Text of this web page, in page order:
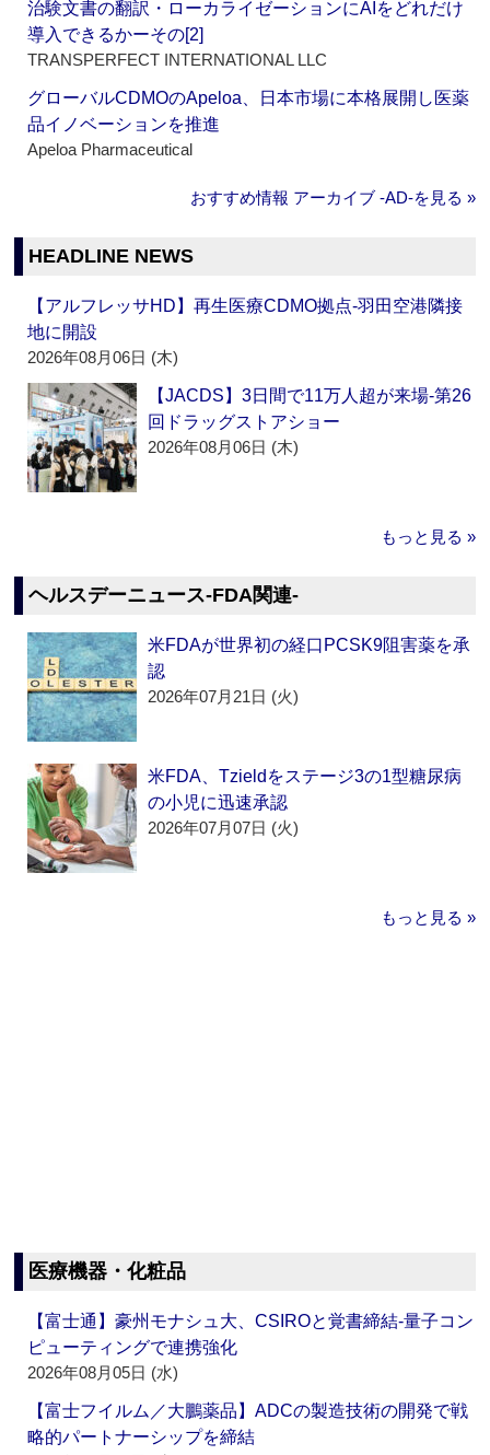
治験文書の翻訳・ローカライゼーションにAIをどれだけ
導入できるかーその[2]
TRANSPERFECT INTERNATIONAL LLC
グローバルCDMOのApeloa、日本市場に本格展開し医薬
品イノベーションを推進
Apeloa Pharmaceutical
おすすめ情報 アーカイブ ‐AD‐を見る »
HEADLINE NEWS
【アルフレッサHD】再生医療CDMO拠点‐羽田空港隣接
地に開設
2026年08月06日 (木)
【JACDS】3日間で11万人超が来場‐第26
回ドラッグストアショー
2026年08月06日 (木)
もっと見る »
ヘルスデーニュース‐FDA関連‐
米FDAが世界初の経口PCSK9阻害薬を承
認
2026年07月21日 (火)
米FDA、Tzieldをステージ3の1型糖尿病
の小児に迅速承認
2026年07月07日 (火)
もっと見る »
医療機器・化粧品
【富士通】豪州モナシュ大、CSIROと覚書締結‐量子コン
ピューティングで連携強化
2026年08月05日 (水)
【富士フイルム／大鵬薬品】ADCの製造技術の開発で戦
略的パートナーシップを締結